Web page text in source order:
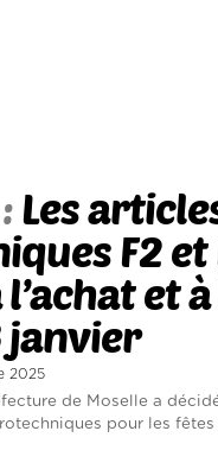
Les
F2 et
et
janvier
2025
de Moselle a
pour les fêtes